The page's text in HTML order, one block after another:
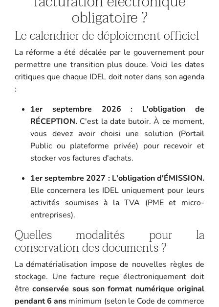
obligatoire ?
Le calendrier de déploiement officiel
La réforme a été décalée par le gouvernement pour
permettre une transition plus douce. Voici les dates
critiques que chaque IDEL doit noter dans son agenda
:
1er septembre 2026 : L'obligation de
RÉCEPTION. C'est la date butoir. À ce moment,
vous devez avoir choisi une solution (Portail
Public ou plateforme privée) pour recevoir et
stocker vos factures d'achats.
1er septembre 2027 : L'obligation d'ÉMISSION.
Elle concernera les IDEL uniquement pour leurs
activités soumises à la TVA (PME et micro-
entreprises).
Quelles modalités pour la
conservation des documents ?
La dématérialisation impose de nouvelles règles de
stockage. Une facture reçue électroniquement doit
êtreconservée sous son format numérique original
pendant 6 ans minimum (selon le Code de commerce